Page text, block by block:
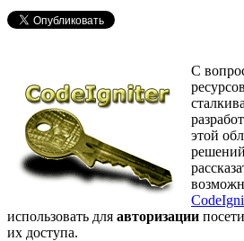
С
этой
использовать для авторизации
их доступа.